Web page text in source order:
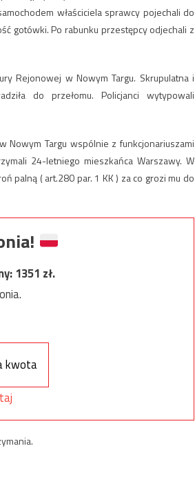
właściciela sprawcy pojechali do
gotówki. Po rabunku przestępcy odjechali z
Rejonowej w Nowym Targu. Skrupulatna i
do przełomu. Policjanci wytypowali
Targu wspólnie z funkcjonariuszami
24-letniego mieszkańca Warszawy. W
palną ( art.280 par. 1 KK ) za co grozi mu do
1351 zł.
kwota